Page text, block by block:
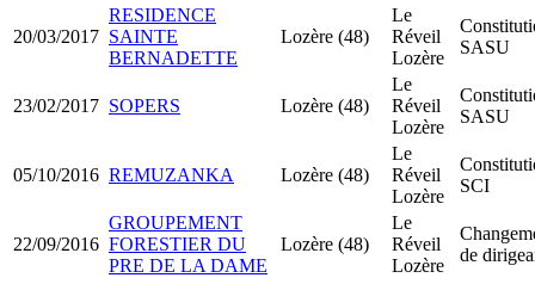
20/03/2017
RESIDENCE
SAINTE
BERNADETTE
Lozère (48)
Le
Réveil
Lozère
SASU
23/02/2017 SOPERS Lozère (48)
Le
Réveil
Lozère
SASU
05/10/2016 REMUZANKA Lozère (48)
Le
Réveil
Lozère
SCI
22/09/2016
GROUPEMENT
FORESTIER DU
PRE DE LA DAME
Lozère (48)
Le
Réveil
Lozère
de